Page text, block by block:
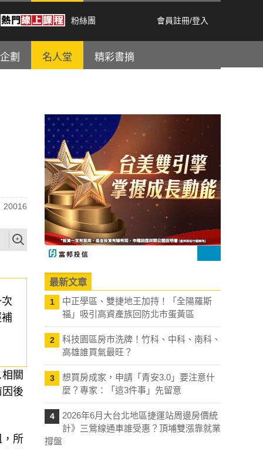
粉絲團 會員註冊/登入
劃 名人堂 精彩書摘
20016
關
後
，所
最新文章
1
中正學區、雙捷地王加持！「全陽羅斯
福」吸引高資產族回防北市蛋黃區
2
科技園區房市洗牌！竹科、中科、南科、
高雄誰買氣最旺？
3
想買房成家，申請「青安3.0」要注意什
麼？專家：「這3件事」先留意
4
2026年6月大台北地區捷運站周邊房價統
計》三鶯線通車誰受惠？頂埔雙漲靠就業
撐盤